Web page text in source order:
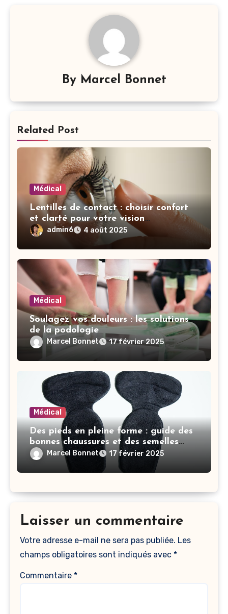
By Marcel Bonnet
Related Post
Médical
Lentilles de contact : choisir confort
et clarté pour votre vision
quotidienne
admin6 4 août 2025
Médical
Soulagez vos douleurs : les solutions
de la podologie
Marcel Bonnet 17 février 2025
Médical
Des pieds en pleine forme : guide des
bonnes chaussures et des semelles
orthopédiques
Marcel Bonnet 17 février 2025
Laisser un commentaire
Votre adresse e-mail ne sera pas publiée. Les
champs obligatoires sont indiqués avec *
Commentaire *